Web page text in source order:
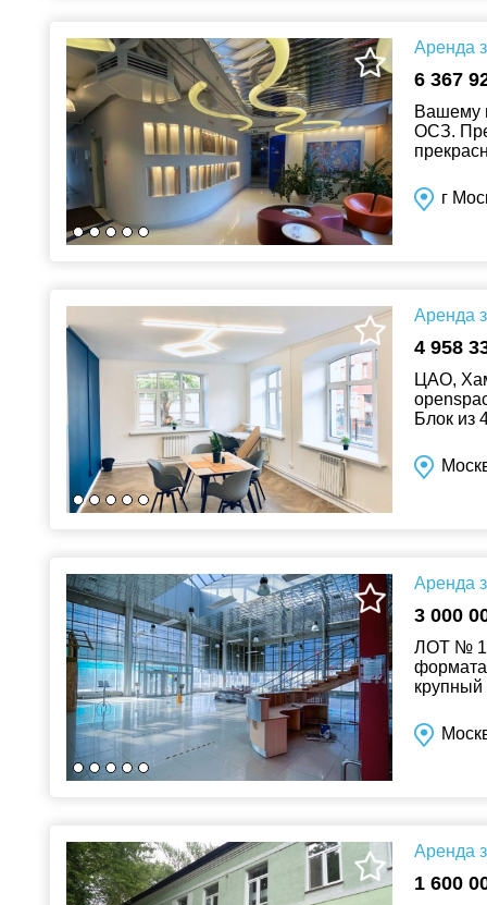
Аренда
6 367
Вашему
ОСЗ.
г
Аренда
4 958
ЦАО,
Блок из
Аренда
3 000
ЛОТ №
формата
крупный
Аренда
1 600